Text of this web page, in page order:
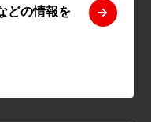
どの情報を